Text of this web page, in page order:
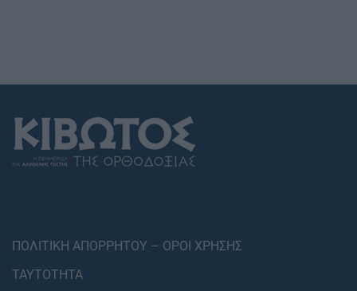
ΠΟΛΙΤΙΚΗ ΑΠΟΡΡΗΤΟΥ – ΟΡΟΙ ΧΡΗΣΗΣ
ΤΑΥΤΟΤΗΤΑ